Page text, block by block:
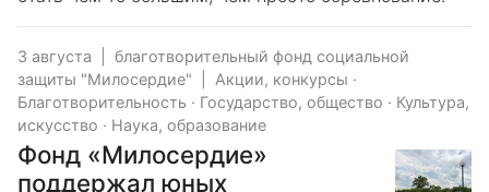
3 августа
благотворительный фонд социальной
защиты "Милосердие"
Акции, конкурсы ·
Благотворительность · Государство, общество · Культура,
искусство · Наука, образование
Фонд «Милосердие»
поддержал юных